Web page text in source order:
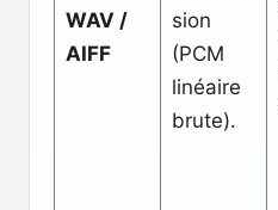
WAV /
AIFF
sion
(PCM
linéaire
brute).